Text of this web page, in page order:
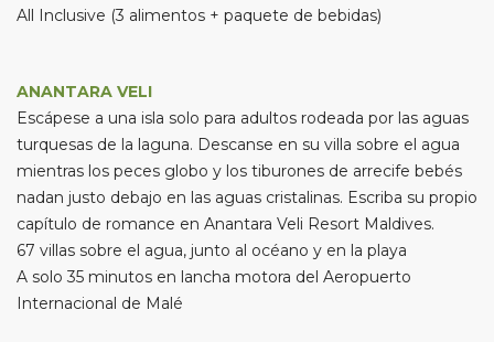
All Inclusive (3 alimentos + paquete de bebidas)
ANANTARA VELI
Escápese a una isla solo para adultos rodeada por las aguas
turquesas de la laguna. Descanse en su villa sobre el agua
mientras los peces globo y los tiburones de arrecife bebés
nadan justo debajo en las aguas cristalinas. Escriba su propio
capítulo de romance en Anantara Veli Resort Maldives.
67 villas sobre el agua, junto al océano y en la playa
A solo 35 minutos en lancha motora del Aeropuerto
Internacional de Malé